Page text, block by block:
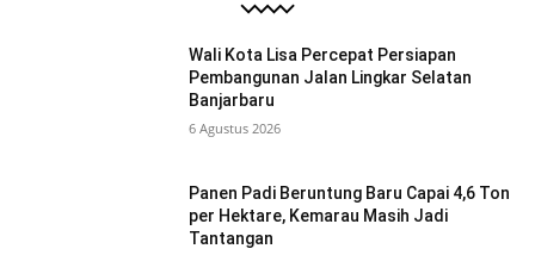
Wali Kota Lisa Percepat Persiapan
Pembangunan Jalan Lingkar Selatan
Banjarbaru
6 Agustus 2026
Panen Padi Beruntung Baru Capai 4,6 Ton
per Hektare, Kemarau Masih Jadi
Tantangan